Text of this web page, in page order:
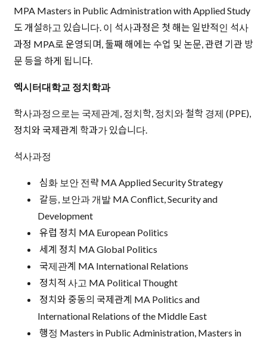
MPA Masters in Public Administration with Applied Study
도 개설하고 있습니다. 이 석사과정은 첫 해는 일반적인 석사
과정 MPA로 운영되며, 둘째 해에는 수업 및 논문, 관련 기관 방
문 등을 하게 됩니다.
엑시터대학교 정치학과
학사과정으로는 국제관계, 정치학, 정치와 철학 경제 (PPE),
정치와 국제관계 학과가 있습니다.
석사과정
심화 보안 전략 MA Applied Security Strategy
갈등, 보안과 개발 MA Conflict, Security and
Development
유럽 정치 MA European Politics
세계 정치 MA Global Politics
국제관계 MA International Relations
정치적 사고 MA Political Thought
정치와 중동의 국제관계 MA Politics and
International Relations of the Middle East
행정 Masters in Public Administration, Masters in